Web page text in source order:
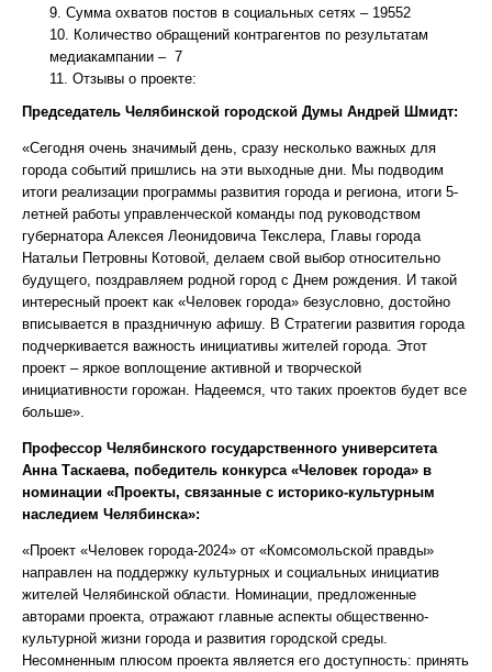
Сумма охватов постов в социальных сетях – 19552
Количество обращений контрагентов по результатам
медиакампании – 7
Отзывы о проекте:
Председатель Челябинской городской Думы Андрей Шмидт:
«Сегодня очень значимый день, сразу несколько важных для
города событий пришлись на эти выходные дни. Мы подводим
итоги реализации программы развития города и региона, итоги 5-
летней работы управленческой команды под руководством
губернатора Алексея Леонидовича Текслера, Главы города
Натальи Петровны Котовой, делаем свой выбор относительно
будущего, поздравляем родной город с Днем рождения. И такой
интересный проект как «Человек города» безусловно, достойно
вписывается в праздничную афишу. В Стратегии развития города
подчеркивается важность инициативы жителей города. Этот
проект – яркое воплощение активной и творческой
инициативности горожан. Надеемся, что таких проектов будет все
больше».
Профессор Челябинского государственного университета
Анна Таскаева, победитель конкурса «Человек города» в
номинации «Проекты, связанные с историко-культурным
наследием Челябинска»:
«Проект «Человек города-2024» от «Комсомольской правды»
направлен на поддержку культурных и социальных инициатив
жителей Челябинской области. Номинации, предложенные
авторами проекта, отражают главные аспекты общественно-
культурной жизни города и развития городской среды.
Несомненным плюсом проекта является его доступность: принять